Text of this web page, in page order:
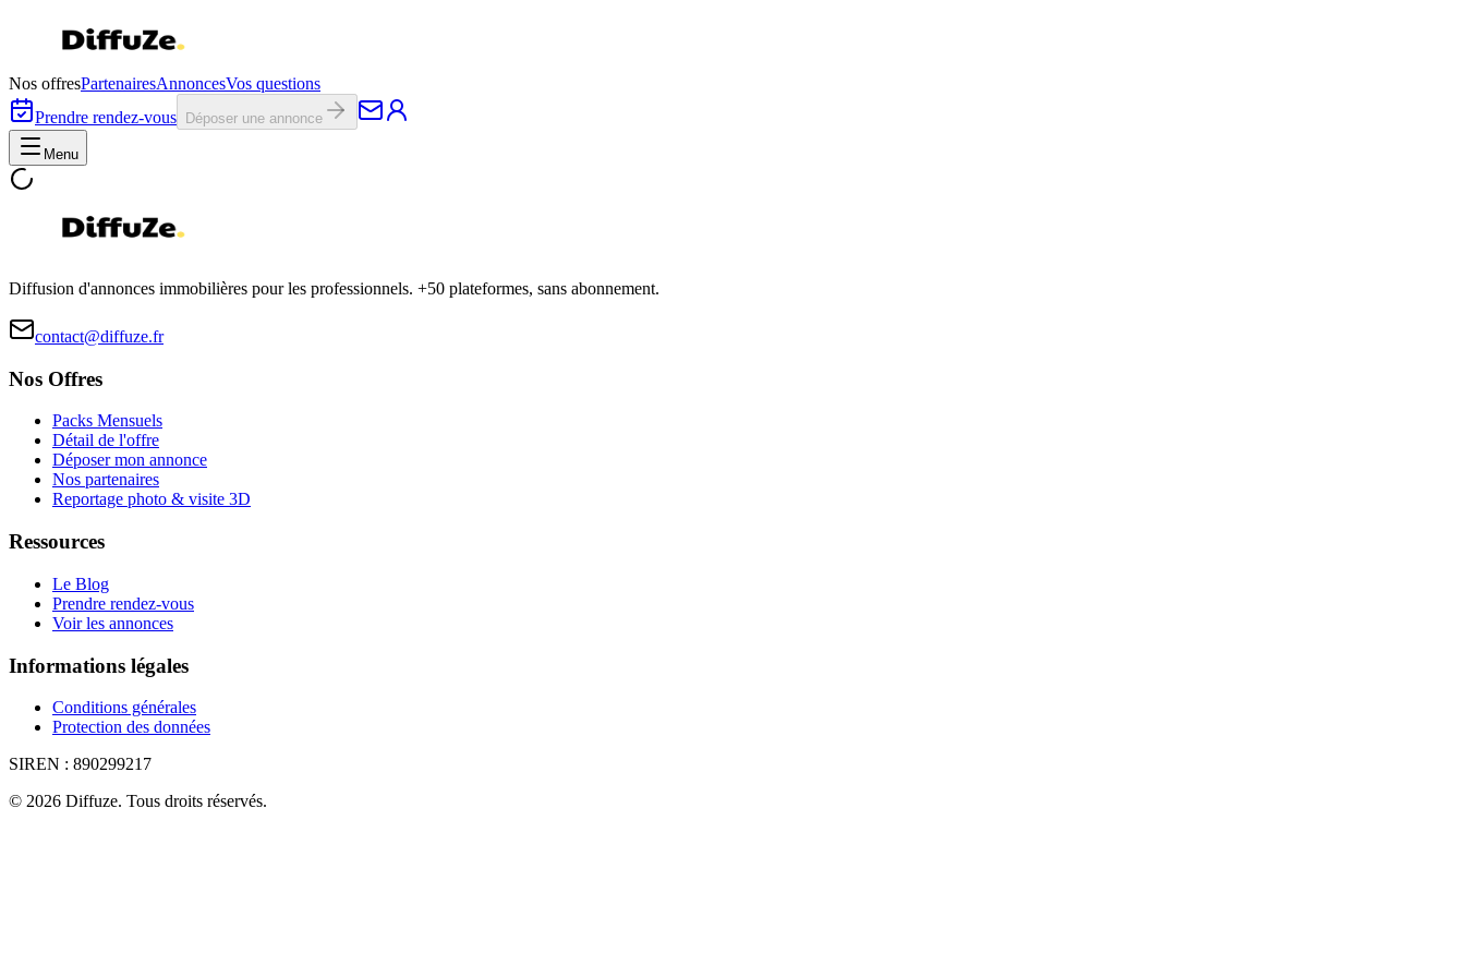
Nos offresPartenairesAnnoncesVos questions
Prendre rendez-vous
Déposer une annonce
Menu
Diffusion d'annonces immobilières pour les professionnels. +50 plateformes, sans abonnement.
contact@diffuze.fr
Nos Offres
Packs Mensuels
Détail de l'offre
Déposer mon annonce
Nos partenaires
Reportage photo & visite 3D
Ressources
Le Blog
Prendre rendez-vous
Voir les annonces
Informations légales
Conditions générales
Protection des données
SIREN : 890299217
© 2026 Diffuze. Tous droits réservés.